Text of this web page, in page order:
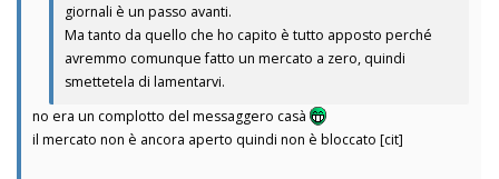
giornali è un passo avanti.
Ma tanto da quello che ho capito è tutto apposto perché
avremmo comunque fatto un mercato a zero, quindi
smettetela di lamentarvi.
no era un complotto del messaggero casà
il mercato non è ancora aperto quindi non è bloccato [cit]